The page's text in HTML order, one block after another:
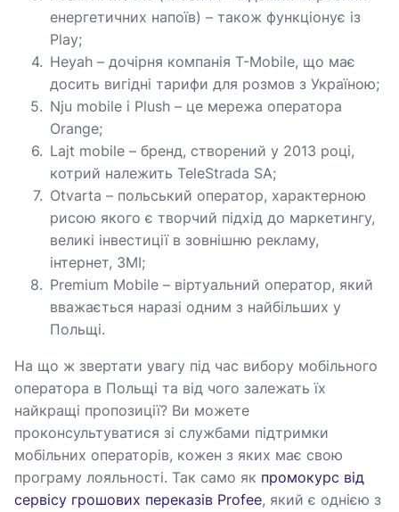
енергетичних напоїв) – також функціонує із
Play;
Heyah – дочірня компанія T-Mobile, що має
досить вигідні тарифи для розмов з Україною;
Nju mobile і Plush – це мережа оператора
Orange;
Lajt mobile – бренд, створений у 2013 році,
котрий належить TeleStrada SA;
Otvarta – польський оператор, характерною
рисою якого є творчий підхід до маркетингу,
великі інвестиції в зовнішню рекламу,
інтернет, ЗМІ;
Premium Mobile – віртуальний оператор, який
вважається наразі одним з найбільших у
Польщі.
На що ж звертати увагу під час вибору мобільного
оператора в Польщі та від чого залежать їх
найкращі пропозиції? Ви можете
проконсультуватися зі службами підтримки
мобільних операторів, кожен з яких має свою
програму лояльності. Так само як промокурс від
сервісу грошових переказів Profee, який є однією з